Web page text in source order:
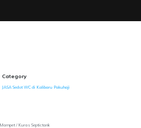
Category
JASA Sedot WC di Kalibaru Pakuhaji
/ Kuras Septictank